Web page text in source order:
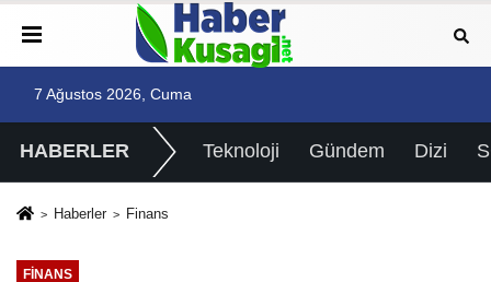
7 Ağustos 2026, Cuma
HABERLER Teknoloji Gündem Dizi
Haberler Finans
FINANS